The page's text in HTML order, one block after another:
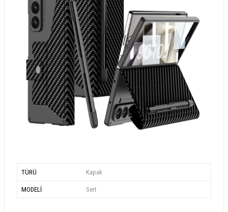
TÜRÜ Kapak
MODELİ Sert